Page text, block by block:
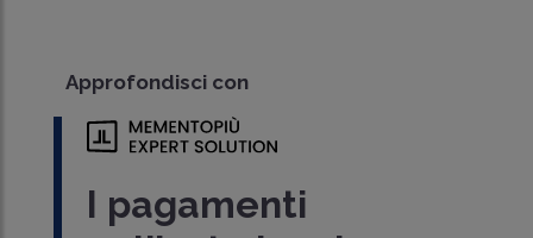
Approfondisci con
I pagamenti